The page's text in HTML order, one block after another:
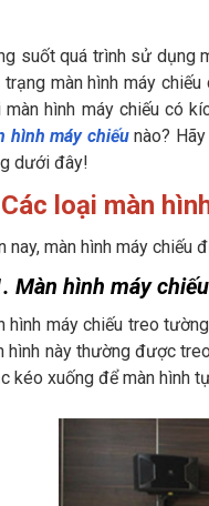
suốt quá trình sử dụng
trạng màn hình máy
màn hình máy chiếu có
hình máy chiếunào? Hãy
dưới đây!
loại màn
nay, màn hình máy
Màn hình máy
hình máy chiếu treo
hình này thường được
kéo xuống để màn hình